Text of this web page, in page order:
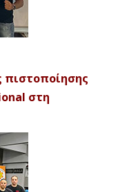
πιστοποίησης
στη